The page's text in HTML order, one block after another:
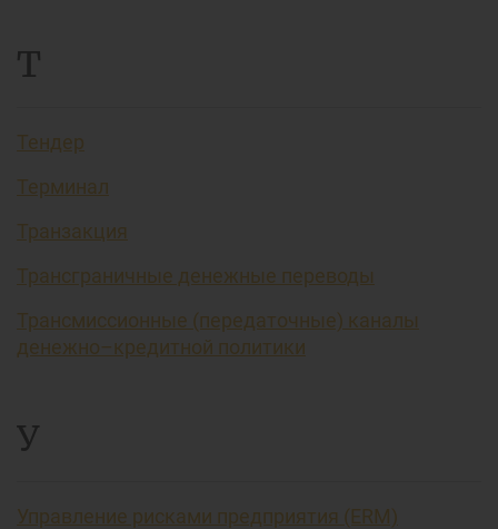
Т
Тендер
Терминал
Транзакция
Трансграничные денежные переводы
Трансмиссионные (передаточные) каналы
денежно–кредитной политики
У
Управление рисками предприятия (ERM)